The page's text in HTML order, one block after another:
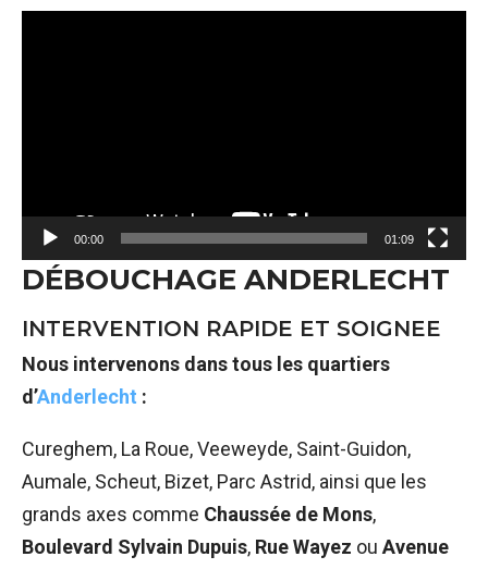
00:00 01:09
DÉBOUCHAGE ANDERLECHT
INTERVENTION RAPIDE ET SOIGNEE
Nous intervenons dans tous les quartiers
d’Anderlecht :
Cureghem, La Roue, Veeweyde, Saint-Guidon,
Aumale, Scheut, Bizet, Parc Astrid, ainsi que les
grands axes comme Chaussée de Mons,
Boulevard Sylvain Dupuis, Rue Wayez ou Avenue